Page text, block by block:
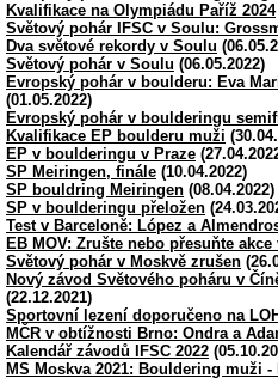
Kvalifikace na Olympiádu Paříž 2024
Světový pohár IFSC v Soulu:
Dva světové rekordy v Soulu
Světový pohár v Soulu (06.05.2022)
Evropský pohár v boulderu: Eva
(01.05.2022)
Evropský pohár v boulderingu
Kvalifikace EP boulderu muži
EP v boulderingu v Praze
SP Meiringen, finále (10.04.2022)
SP bouldring Meiringen (08.04.2022)
SP v boulderingu přeložen
Test v Barceloně: López a
EB MOV: Zrušte nebo přesuňte
Světový pohár v Moskvě zrušen
Nový závod Světového poháru v
(22.12.2021)
Sportovní lezení doporučeno na
MČR v obtížnosti Brno: Ondra a
Kalendář závodů IFSC 2022
MS Moskva 2021: Bouldering muži